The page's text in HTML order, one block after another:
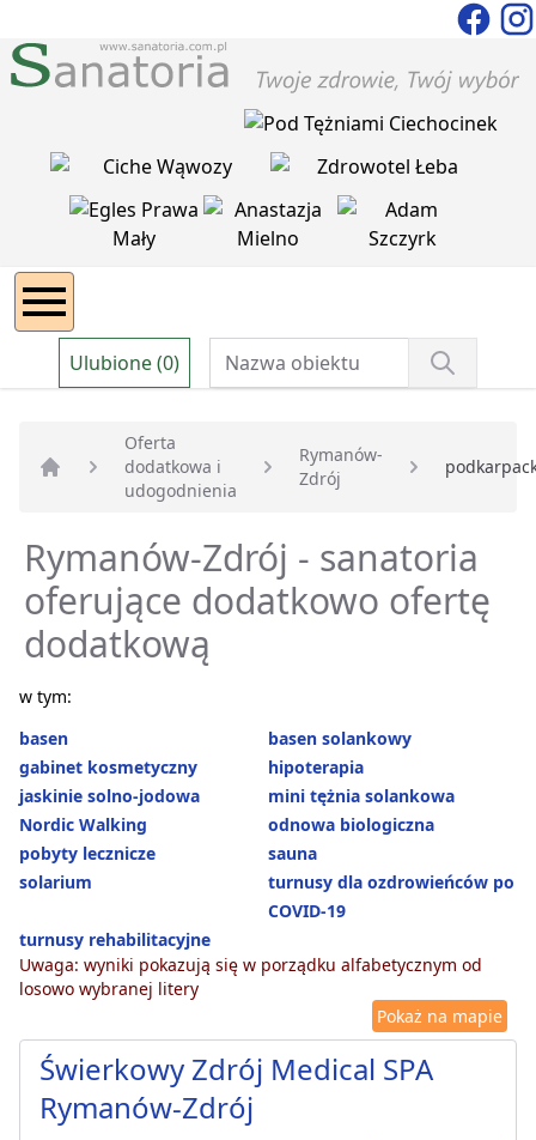
Ulubione (0)
Strona główna
Oferta
dodatkowa i
udogodnienia
Rymanów-
Zdrój
Rymanów-Zdrój - sanatoria
oferujące dodatkowo ofertę
dodatkową
w tym:
basen
basen solankowy
gabinet kosmetyczny
hipoterapia
jaskinie solno-jodowa
mini tężnia solankowa
Nordic Walking
odnowa biologiczna
pobyty lecznicze
sauna
solarium
turnusy dla ozdrowieńców po
COVID-19
turnusy rehabilitacyjne
Uwaga: wyniki pokazują się w porządku alfabetycznym od
losowo wybranej litery
Pokaż na mapie
Świerkowy Zdrój Medical SPA
Rymanów-Zdrój